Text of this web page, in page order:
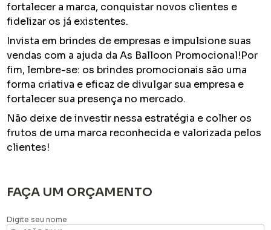
fortalecer a marca, conquistar novos clientes e
fidelizar os já existentes.
Invista em brindes de empresas e impulsione suas
vendas com a ajuda da As Balloon Promocional!Por
fim, lembre-se: os brindes promocionais são uma
forma criativa e eficaz de divulgar sua empresa e
fortalecer sua presença no mercado.
Não deixe de investir nessa estratégia e colher os
frutos de uma marca reconhecida e valorizada pelos
clientes!
FAÇA UM ORÇAMENTO
Digite seu nome